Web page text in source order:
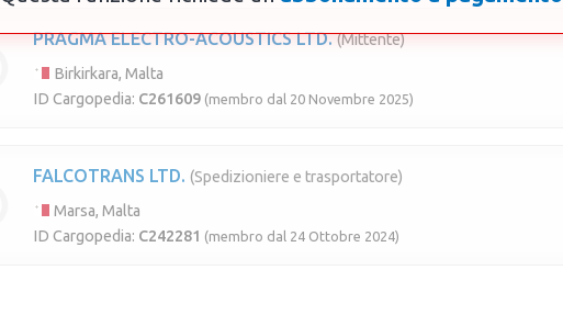
PRAGMA ELECTRO-ACOUSTICS LTD. (Mittente)
Birkirkara, Malta
ID Cargopedia: C261609 (membro dal 20 Novembre 2025)
FALCOTRANS LTD. (Spedizioniere e trasportatore)
Marsa, Malta
ID Cargopedia: C242281 (membro dal 24 Ottobre 2024)